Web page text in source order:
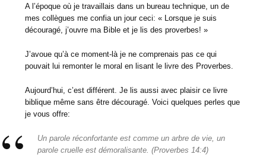
A l’époque où je travaillais dans un bureau technique, un de
mes collègues me confia un jour ceci: « Lorsque je suis
découragé, j’ouvre ma Bible et je lis des proverbes! »
J’avoue qu’à ce moment-là je ne comprenais pas ce qui
pouvait lui remonter le moral en lisant le livre des Proverbes.
Aujourd’hui, c’est différent. Je lis aussi avec plaisir ce livre
biblique même sans être découragé. Voici quelques perles que
je vous offre:
Un parole réconfortante est comme un arbre de vie, un
parole cruelle est démoralisante. (Proverbes 14:4)